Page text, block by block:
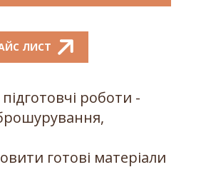
ЛИСТ
роботи -
готові матеріали